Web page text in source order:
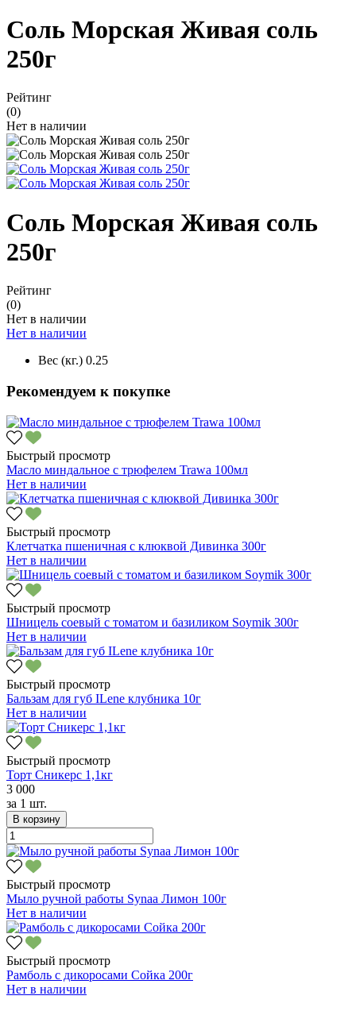
Соль Морская Живая соль
250г
Рейтинг
(0)
Нет в наличии
Соль Морская Живая соль
250г
Рейтинг
(0)
Нет в наличии
Нет в наличии
Вес (кг.) 0.25
Рекомендуем к покупке
Быстрый просмотр
Масло миндальное с трюфелем Trawa 100мл
Нет в наличии
Быстрый просмотр
Клетчатка пшеничная с клюквой Дивинка 300г
Нет в наличии
Быстрый просмотр
Шницель соевый с томатом и базиликом Soymik 300г
Нет в наличии
Быстрый просмотр
Бальзам для губ ILene клубника 10г
Нет в наличии
Быстрый просмотр
Торт Сникерс 1,1кг
3 000
за 1 шт.
В корзину
Быстрый просмотр
Мыло ручной работы Synaa Лимон 100г
Нет в наличии
Быстрый просмотр
Рамболь с дикоросами Сойка 200г
Нет в наличии